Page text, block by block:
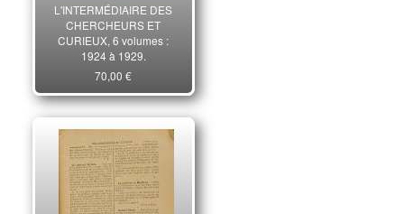
L'INTERMÉDIAIRE DES
CHERCHEURS ET
CURIEUX, 6 volumes :
1924 à 1929.
70,00 €